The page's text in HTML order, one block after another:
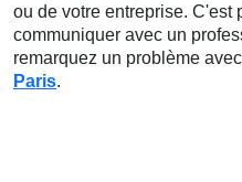
ou de votre entreprise. C'est
communiquer avec un
remarquez un problème
Paris.